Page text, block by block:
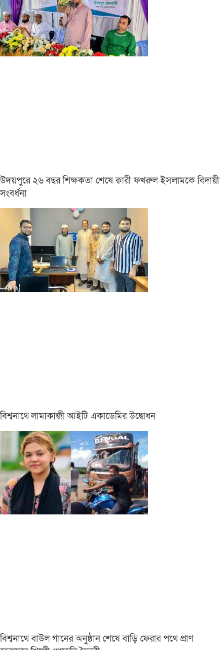
উদয়পুরে ২৬ বছর শিক্ষকতা শেষে ক্বারী ফখরুল ইসলামকে বিদায়ী
সংবর্ধনা
বিশ্বনাথে লামাকাজী আইটি একাডেমির উদ্বোধন
বিশ্বনাথে বাউল গানের অনুষ্ঠান শেষে বাড়ি ফেরার পথে প্রাণ